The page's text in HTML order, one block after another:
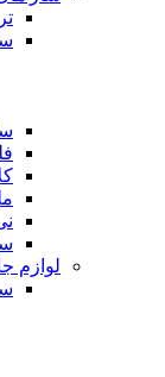
لوازم